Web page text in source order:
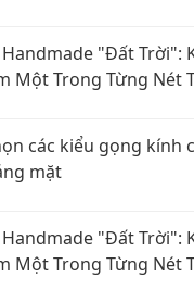
"Đất Trời":
Một Trong Từng Nét
các kiểu gọng kính
mặt
"Đất Trời":
Một Trong Từng Nét